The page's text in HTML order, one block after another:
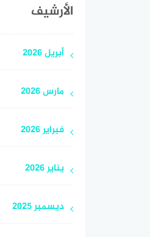
الأرشيف
أبريل 2026
مارس 2026
فبراير 2026
يناير 2026
ديسمبر 2025